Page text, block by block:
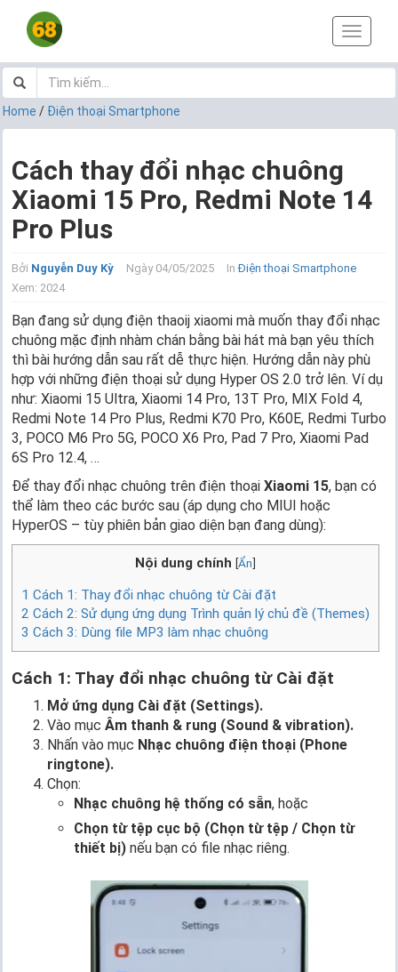
T
o
g
i
g
i
Home / Điện thoại Smartphone
Cách thay đổi nhạc chuông
Xiaomi 15 Pro, Redmi Note 14
Pro Plus
Bởi Nguyễn Duy Kỳ Ngày 04/05/2025 InĐiện thoại Smartphone
Xem: 2024
Bạn đang sử dụng điện thaoij xiaomi mà muốn thay đổi nhạc
chuông mặc định nhàm chán bằng bài hát mà bạn yêu thích
thì bài hướng dẫn sau rất dễ thực hiện. Hướng dẫn này phù
hợp với những điện thoại sử dụng Hyper OS 2.0 trở lên. Ví dụ
như: Xiaomi 15 Ultra, Xiaomi 14 Pro, 13T Pro, MIX Fold 4,
Redmi Note 14 Pro Plus, Redmi K70 Pro, K60E, Redmi Turbo
3, POCO M6 Pro 5G, POCO X6 Pro, Pad 7 Pro, Xiaomi Pad
6S Pro 12.4, …
Để thay đổi nhạc chuông trên điện thoại Xiaomi 15, bạn có
thể làm theo các bước sau (áp dụng cho MIUI hoặc
HyperOS – tùy phiên bản giao diện bạn đang dùng):
Nội dung chính [Ẩn]
1 Cách 1: Thay đổi nhạc chuông từ Cài đặt
2 Cách 2: Sử dụng ứng dụng Trình quản lý chủ đề (Themes)
3 Cách 3: Dùng file MP3 làm nhạc chuông
Cách 1: Thay đổi nhạc chuông từ Cài đặt
Mở ứng dụng Cài đặt (Settings).
Vào mục Âm thanh & rung (Sound & vibration).
Nhấn vào mục Nhạc chuông điện thoại (Phone
ringtone).
Chọn:
Nhạc chuông hệ thống có sẵn, hoặc
Chọn từ tệp cục bộ (Chọn từ tệp / Chọn từ
thiết bị) nếu bạn có file nhạc riêng.